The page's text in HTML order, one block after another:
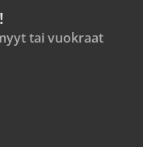
tai vuokraat